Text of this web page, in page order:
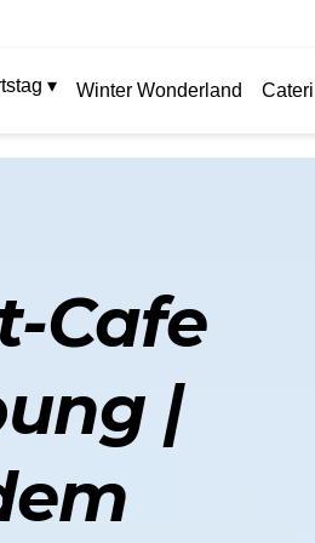
▾ Winter Wonderland
Cafe
|